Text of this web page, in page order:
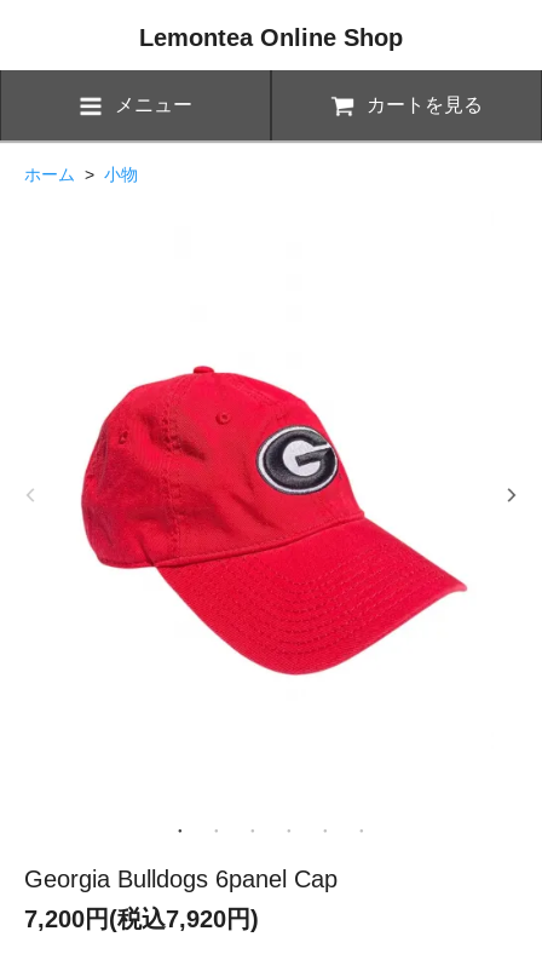
Lemontea Online Shop
メニュー カートを見る
ホーム > 小物
Georgia Bulldogs 6panel Cap
7,200円(税込7,920円)